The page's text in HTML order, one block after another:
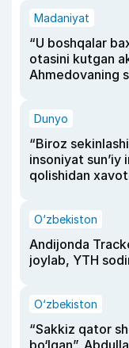
Madaniyat
“U boshqalar
otasini kutgan
Ahmedovaning
Dunyo
“Biroz
insoniyat
qolishidan
O‘zbekiston
Andijonda
joylab, YTH
O‘zbekiston
“Sakkiz qator
bo‘lgan”.